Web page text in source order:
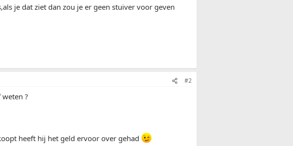
je dat ziet dan zou je er geen stuiver voor geven
#2
?
heeft hij het geld ervoor over gehad